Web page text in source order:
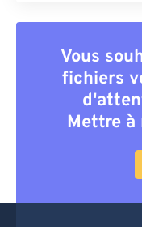
Vous
fichiers
Mettre à